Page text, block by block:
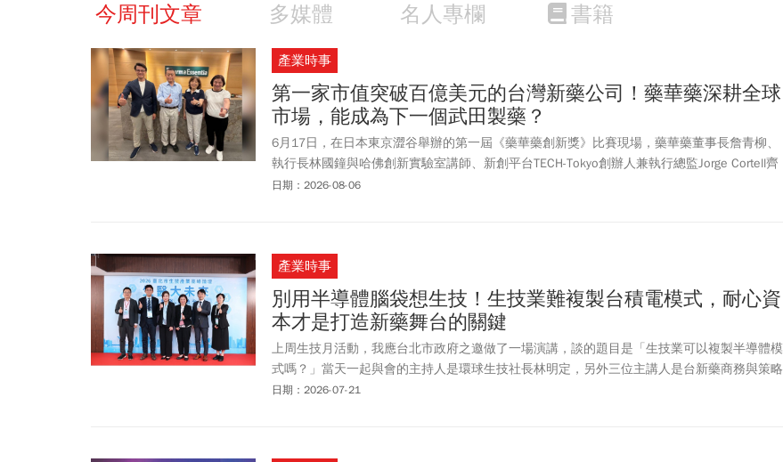
今周刊文章 多媒體 名人專欄 書籍
產業時事
第一家市值突破百億美元的台灣新藥公司！藥華藥深耕全球
市場，能成為下一個武田製藥？
6月17日，在日本東京澀谷舉辦的第一屆《藥華藥創新獎》比賽現場，藥華藥董事長詹青柳、
執行長林國鐘與哈佛創新實驗室講師、新創平台TECH-Tokyo創辦人兼執行總監Jorge Cortell齊
聚一堂，評選從近40家亞太新創參與、最後進入八強決選的隊伍。 這個新創競賽總獎金達20
日期：2026-08-06
產業時事
別用半導體腦袋想生技！生技業難複製台積電模式，耐心資
本才是打造新藥舞台的關鍵
上周生技月活動，我應台北市政府之邀做了一場演講，談的題目是「生技業可以複製半導體模
式嗎？」當天一起與會的主持人是環球生技社長林明定，另外三位主講人是台新藥商務與策略
長魏景成、藥華藥科學長林俐伶博士及倍利生醫創投總經理許哲雄博士。
日期：2026-07-21